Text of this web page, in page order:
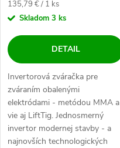
Jednotková cena:
135,79 € / 1 ks
Skladom 3 ks
DETAIL
Invertorová zváračka pre
zváraním obalenými
elektródami - metódou MMA a
vie aj LiftTig. Jednosmerný
invertor modernej stavby - a
najnovších technologických